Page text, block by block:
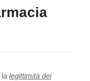
la legittimità dei